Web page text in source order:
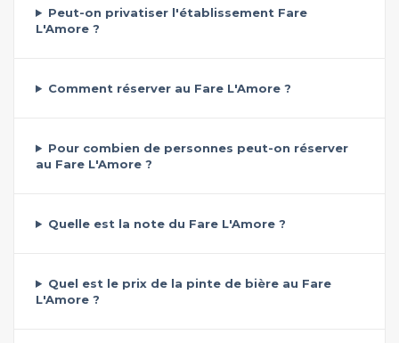
Peut-on privatiser l'établissement Fare
L'Amore ?
Comment réserver au Fare L'Amore ?
Pour combien de personnes peut-on réserver
au Fare L'Amore ?
Quelle est la note du Fare L'Amore ?
Quel est le prix de la pinte de bière au Fare
L'Amore ?